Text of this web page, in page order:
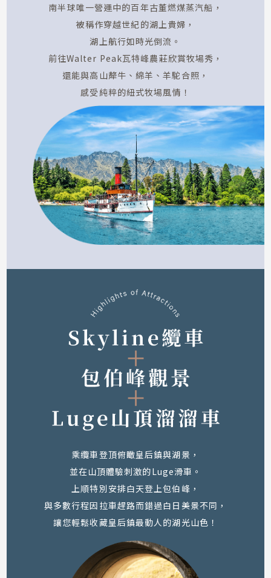
南半球唯一營運中的百年古董燃煤蒸汽船，
被稱作穿越世紀的湖上貴婦，
湖上航行如時光倒流。
前往Walter Peak瓦特峰農莊欣賞牧場秀，
還能與高山犛牛、綿羊、羊駝合照，
感受純粹的紐式牧場風情！
乘纜車登頂俯瞰皇后鎮與湖景，
並在山頂體驗刺激的Luge滑車。
上順特別安排白天登上包伯峰，
與多數行程因拉車趕路而錯過白日美景不同，
讓您輕鬆收藏皇后鎮最動人的湖光山色！